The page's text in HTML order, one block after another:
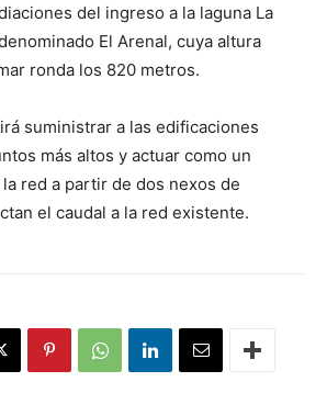
del ingreso a la laguna La
El Arenal, cuya altura
ronda los 820 metros.
suministrar a las edificaciones
más altos y actuar como un
red a partir de dos nexos de
el caudal a la red existente.